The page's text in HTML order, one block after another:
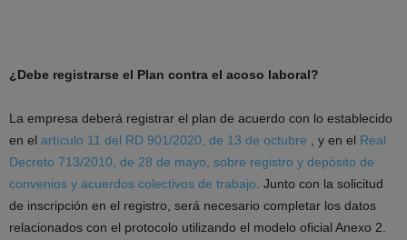
¿Debe registrarse el Plan contra el acoso laboral?
La empresa deberá registrar el plan de acuerdo con lo establecido
en el artículo 11 del RD 901/2020, de 13 de octubre , y en el Real
Decreto 713/2010, de 28 de mayo, sobre registro y depósito de
convenios y acuerdos colectivos de trabajo. Junto con la solicitud
de inscripción en el registro, será necesario completar los datos
relacionados con el protocolo utilizando el modelo oficial Anexo 2.